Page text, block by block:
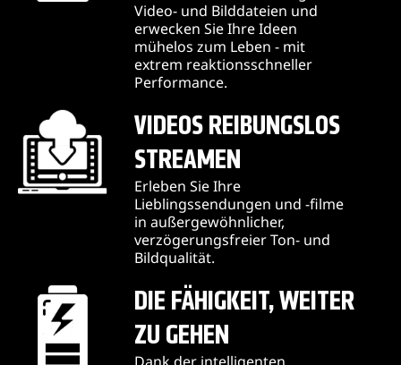
Video- und Bilddateien und
erwecken Sie Ihre Ideen
mühelos zum Leben - mit
extrem reaktionsschneller
Performance.
VIDEOS REIBUNGSLOS
STREAMEN
Erleben Sie Ihre
Lieblingssendungen und -filme
in außergewöhnlicher,
verzögerungsfreier Ton- und
Bildqualität.
DIE FÄHIGKEIT, WEITER
ZU GEHEN